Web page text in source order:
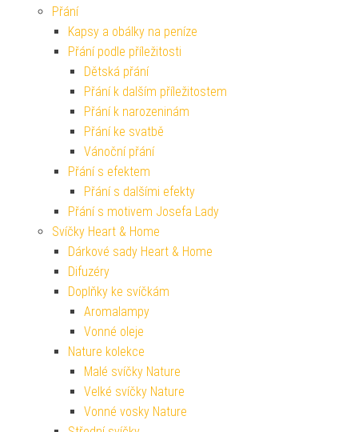
Přání
Kapsy a obálky na peníze
Přání podle příležitosti
Dětská přání
Přání k dalším příležitostem
Přání k narozeninám
Přání ke svatbě
Vánoční přání
Přání s efektem
Přání s dalšími efekty
Přání s motivem Josefa Lady
Svíčky Heart & Home
Dárkové sady Heart & Home
Difuzéry
Doplňky ke svíčkám
Aromalampy
Vonné oleje
Nature kolekce
Malé svíčky Nature
Velké svíčky Nature
Vonné vosky Nature